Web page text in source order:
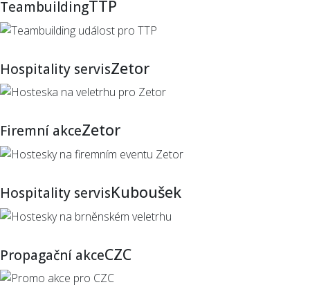
TeambuildingTTP
Hospitality servisZetor
Firemní akceZetor
Hospitality servisKuboušek
Propagační akceCZC